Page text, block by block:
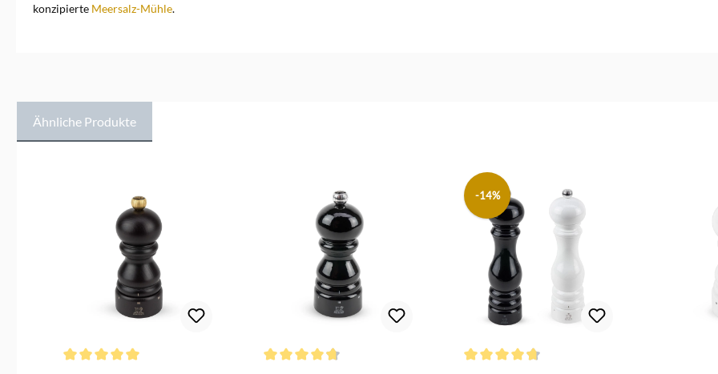
konzipierte Meersalz-Mühle.
Ähnliche Produkte
-14%